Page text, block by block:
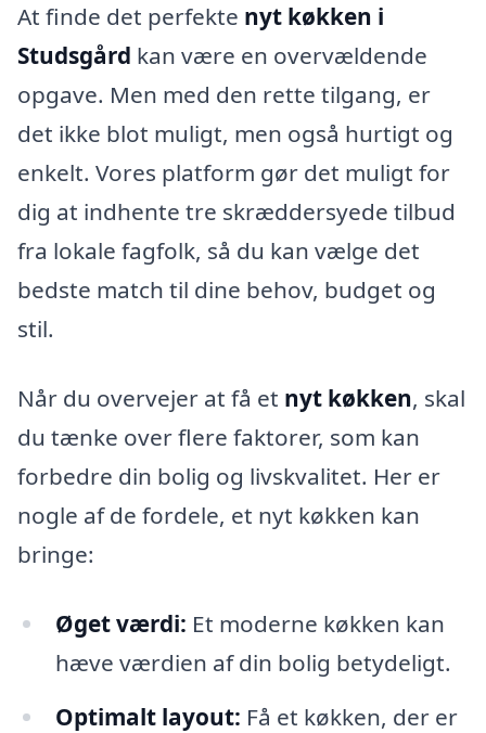
At finde det perfekte nyt køkken i
Studsgård kan være en overvældende
opgave. Men med den rette tilgang, er
det ikke blot muligt, men også hurtigt og
enkelt. Vores platform gør det muligt for
dig at indhente tre skræddersyede tilbud
fra lokale fagfolk, så du kan vælge det
bedste match til dine behov, budget og
stil.
Når du overvejer at få et nyt køkken, skal
du tænke over flere faktorer, som kan
forbedre din bolig og livskvalitet. Her er
nogle af de fordele, et nyt køkken kan
bringe:
Øget værdi: Et moderne køkken kan
hæve værdien af din bolig betydeligt.
Optimalt layout: Få et køkken, der er